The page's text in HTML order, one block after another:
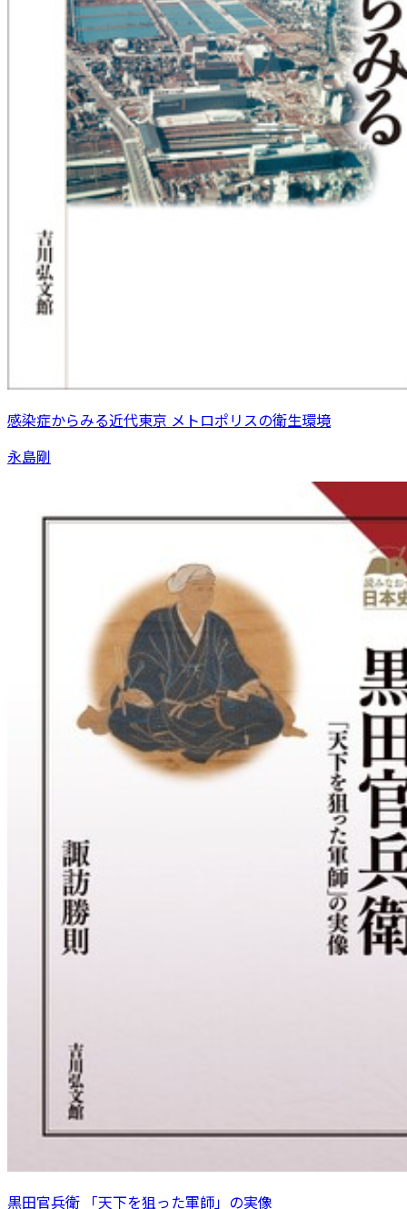
感染症からみる近代東京 メトロポリスの衛生環境
永島剛
黒田官兵衛 「天下を狙った軍師」の実像